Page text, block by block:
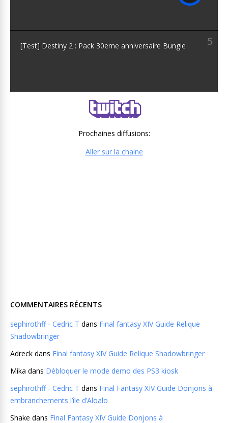
5
[Test] Destiny 2 : Pack 30eme anniversaire Bungie
Prochaines diffusions:
Aller sur la chaine
COMMENTAIRES RÉCENTS
sephirothff - Cedric T dans Final fantasy XIV Guide Relique
Shadowbringer
Adreck dans Final fantasy XIV Guide Relique Shadowbringer
Mika dans Débloquer le mode demo des PS3 kiosk
sephirothff - Cedric T dans Final Fantasy XIV Guide Donjons à
embranchements l’île d’Aloalo
Shake dans Final Fantasy XIV Guide Donjons à